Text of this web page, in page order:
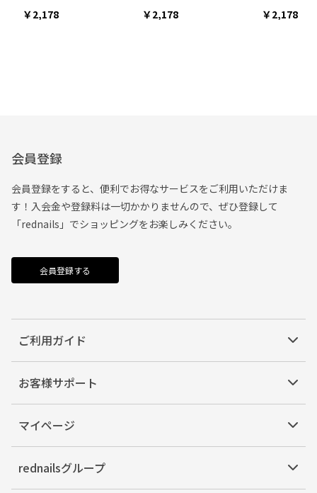
2,178 2,178 2,178
会員登録
会員登録をすると、便利でお得なサービスをご利用いただけま
す！入会金や登録料は一切かかりませんので、ぜひ登録して
「rednails」でショッピングをお楽しみください。
会員登録する
ご利用ガイド
お客様サポート
マイページ
rednailsグループ